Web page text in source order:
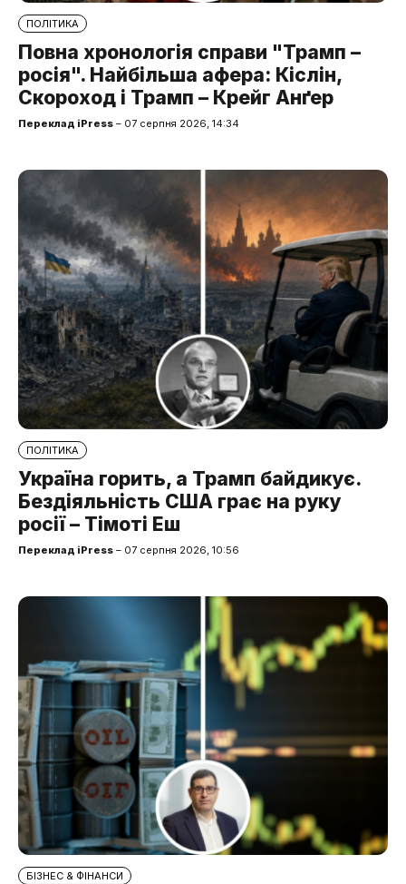
ПОЛІТИКА
Повна хронологія справи "Трамп –
росія". Найбільша афера: Кіслін,
Скороход і Трамп – Крейг Анґер
Переклад iPress – 07 серпня 2026, 14:34
ПОЛІТИКА
Україна горить, а Трамп байдикує.
Бездіяльність США грає на руку
росії – Тімоті Еш
Переклад iPress – 07 серпня 2026, 10:56
БІЗНЕС & ФІНАНСИ